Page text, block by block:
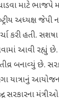
માટે ભાજપે
અધ્‍યક્ષ જેપી
કરી હતી.
આવી રહ્યું
બનાવ્‍યું છે.
યાત્રાનું
સરકારના